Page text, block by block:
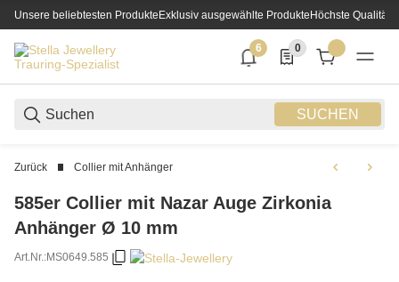
Unsere beliebtesten ProdukteExklusiv ausgewählte ProdukteHöchste Qualität
SUCHEN
6
6 neue Notifizierungen
0
0 Produkte in der
Zurück Collier mit Anhänger
585er Collier mit Nazar Auge Zirkonia
Anhänger Ø 10 mm
Art.Nr.:MS0649.585